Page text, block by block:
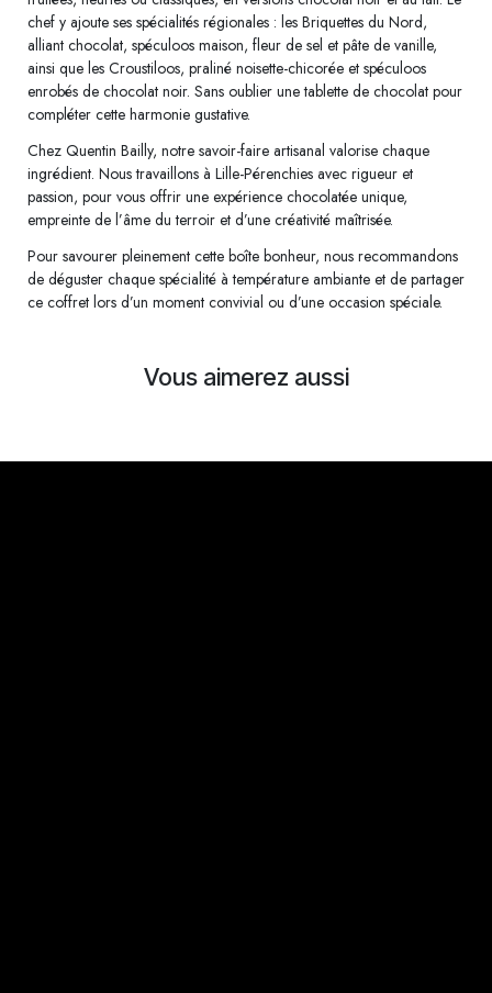
chef y ajoute ses spécialités régionales : les Briquettes du Nord,
alliant chocolat, spéculoos maison, fleur de sel et pâte de vanille,
ainsi que les Croustiloos, praliné noisette-chicorée et spéculoos
enrobés de chocolat noir. Sans oublier une tablette de chocolat pour
compléter cette harmonie gustative.
Chez Quentin Bailly, notre savoir-faire artisanal valorise chaque
ingrédient. Nous travaillons à Lille-Pérenchies avec rigueur et
passion, pour vous offrir une expérience chocolatée unique,
empreinte de l’âme du terroir et d’une créativité maîtrisée.
Pour savourer pleinement cette boîte bonheur, nous recommandons
de déguster chaque spécialité à température ambiante et de partager
ce coffret lors d’un moment convivial ou d’une occasion spéciale.
Vous aimerez aussi